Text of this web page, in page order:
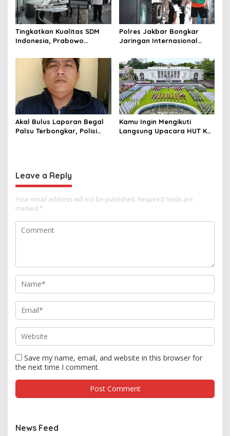
Tingkatkan Kualitas SDM
Indonesia, Prabowo
hingga Undang Universitas
Terbaik Dunia
Polres Jakbar Bongkar
Jaringan Internasional
Narkoba, 7 Tersangka
Diringkus dan Barang Bukti
1,1 Ton Rp119 Miliar
Dimusnahkan
Akal Bulus Laporan Begal
Palsu Terbongkar, Polisi
Kamu Ingin Mengikuti
Langsung Upacara HUT Ke-
Leave a Reply
Your email address will not be published. Required fields are
marked *
Save my name, email, and website in this browser for
the next time I comment.
News Feed